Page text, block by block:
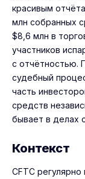
красивым
млн собранных
$8,6 млн в
участников
с отчётностью.
судебный
часть
средств
бывает в делах
Контекст
CFTC